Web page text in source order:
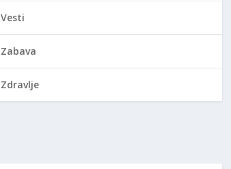
Vesti
Zabava
Zdravlje